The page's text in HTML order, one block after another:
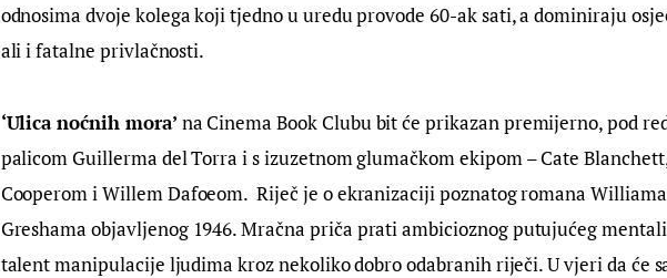
odnosima dvoje kolega koji tjedno u uredu provode 60-ak sati, a dominiraju
ali i fatalne privlačnosti.
‘Ulica noćnih mora’ na Cinema Book Clubu bit će prikazan premijerno, pod
palicom Guillerma del Torra i s izuzetnom glumačkom ekipom – Cate
Cooperom i Willem Dafoeom.  Riječ je o ekranizaciji poznatog romana
Greshama objavljenog 1946. Mračna priča prati ambicioznog putujućeg
talent manipulacije ljudima kroz nekoliko dobro odabranih riječi. U vjeri da će